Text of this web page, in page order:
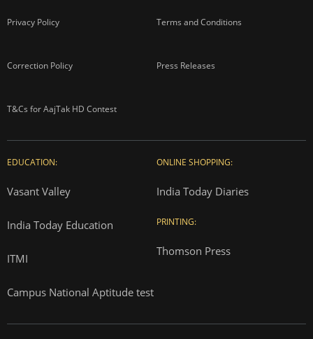
Privacy Policy Terms and Conditions
Correction Policy Press Releases
T&Cs for AajTak HD Contest
EDUCATION:
Vasant Valley
India Today Education
ITMI
Campus National Aptitude test
ONLINE SHOPPING:
India Today Diaries
PRINTING:
Thomson Press